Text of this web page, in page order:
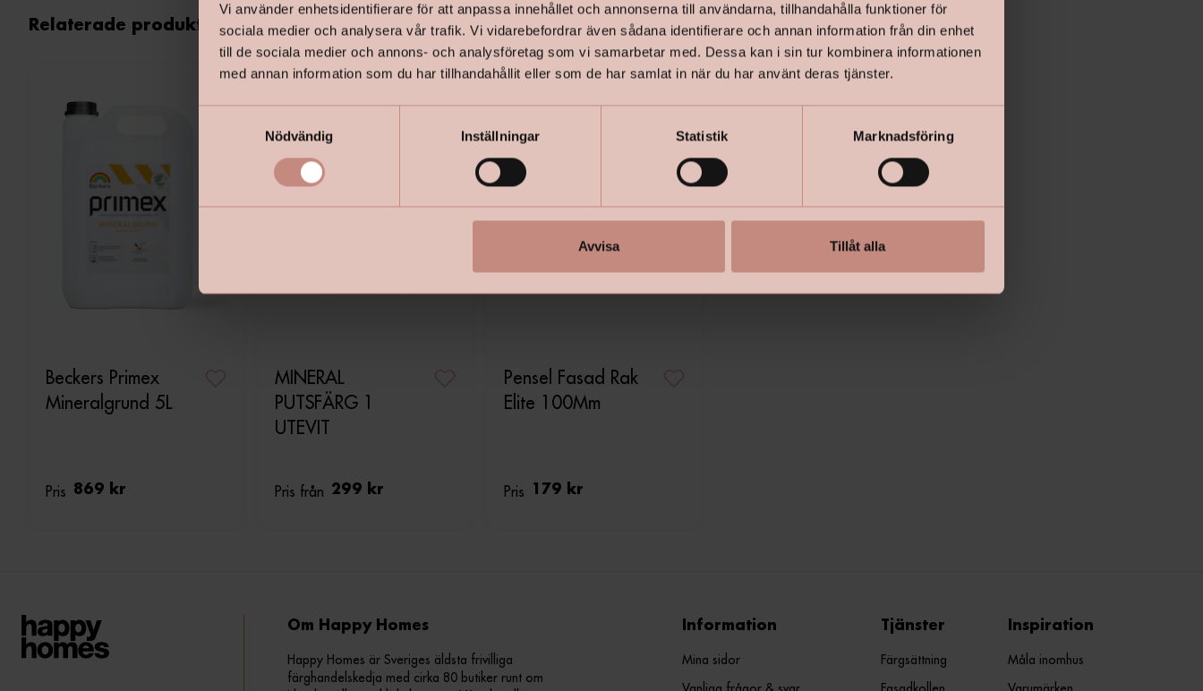
Vi använder enhetsidentifierare för att anpassa innehållet och annonserna till användarna, tillhandahålla funktioner för
sociala medier och analysera vår trafik. Vi vidarebefordrar även sådana identifierare och annan information från din enhet
till de sociala medier och annons- och analysföretag som vi samarbetar med. Dessa kan i sin tur kombinera informationen
med annan information som du har tillhandahållit eller som de har samlat in när du har använt deras tjänster.
s
Nödvändig Inställningar Statistik Marknadsföring
Avvisa Tillåt alla
Relaterade produkter
Beckers Primex
Mineralgrund 5L
Pris 869 kr
MINERAL
PUTSFÄRG 1
UTEVIT
Pris från 299 kr
Pensel Fasad Rak
Elite 100Mm
Pris 179 kr
Om Happy Homes
Happy Homes är Sveriges äldsta frivilliga
färghandelskedja med cirka 80 butiker runt om
Information
Mina sidor
Tjänster
Färgsättning
Inspiration
Måla inomhus